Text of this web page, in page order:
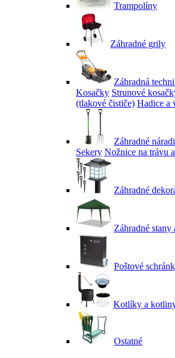
Trampolíny
Záhradné grily
Záhradná
Kosačky Strunové
(tlakové čističe) Hadice a
Záhradné
Sekery Nožnice na trávu
Záhradné
Záhradné stany
Poštové
Kotlíky a
Ostatné